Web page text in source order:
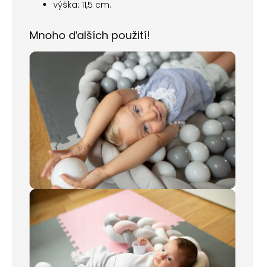
výška: 11,5 cm.
Mnoho ďalších použití!